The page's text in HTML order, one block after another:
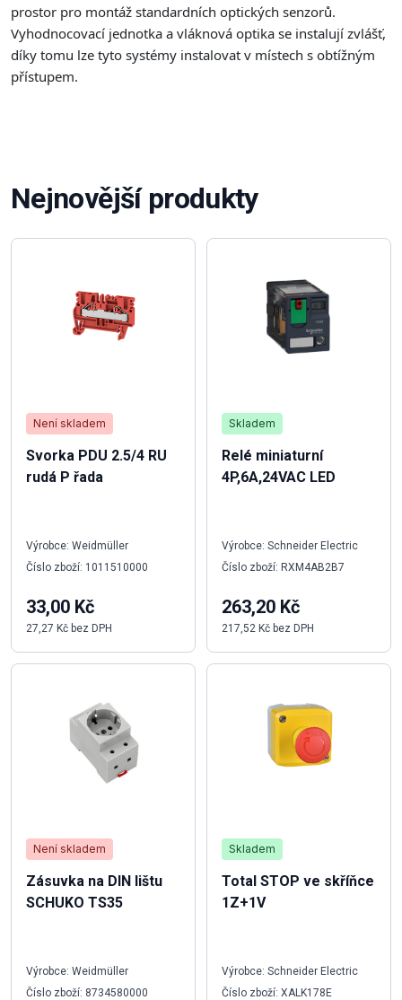
prostor pro montáž standardních optických senzorů.
Vyhodnocovací jednotka a vláknová optika se instalují zvlášť,
díky tomu lze tyto systémy instalovat v místech s obtížným
přístupem.
Nejnovější produkty
Není skladem
Svorka PDU 2.5/4 RU
rudá P řada
Výrobce: Weidmüller
Číslo zboží: 1011510000
33,00 Kč
27,27 Kč bez DPH
Není skladem
Zásuvka na DIN lištu
SCHUKO TS35
Výrobce: Weidmüller
Číslo zboží: 8734580000
Skladem
Relé miniaturní
4P,6A,24VAC LED
Výrobce: Schneider Electric
Číslo zboží: RXM4AB2B7
263,20 Kč
217,52 Kč bez DPH
Skladem
Total STOP ve skříňce
1Z+1V
Výrobce: Schneider Electric
Číslo zboží: XALK178E